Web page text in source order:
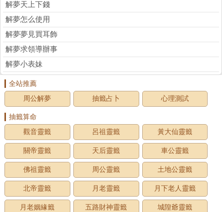
解夢天上下錢
解夢怎么使用
解夢夢見買耳飾
解夢求領導辦事
解夢小表妹
全站推薦
周公解夢
抽籤占卜 心理測試
抽籤算命
觀音靈籤
呂祖靈籤 黃大仙靈籤
關帝靈籤 天后靈籤 車公靈籤
佛祖靈籤 周公靈籤 土地公靈籤
北帝靈籤 月老靈籤 月下老人靈籤
月老姻緣籤 五路財神靈籤 城隍爺靈籤